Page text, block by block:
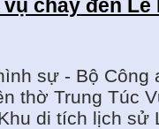
cháy đền
sự - Bộ Công
thờ Trung Túc
di tích lịch sử